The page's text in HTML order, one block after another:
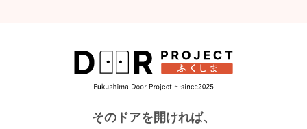
そのドアを開ければ、